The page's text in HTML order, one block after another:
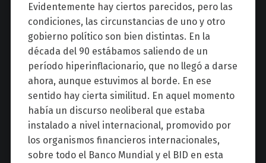
Evidentemente hay ciertos parecidos, pero las
condiciones, las circunstancias de uno y otro
gobierno político son bien distintas. En la
década del 90 estábamos saliendo de un
período hiperinflacionario, que no llegó a darse
ahora, aunque estuvimos al borde. En ese
sentido hay cierta similitud. En aquel momento
había un discurso neoliberal que estaba
instalado a nivel internacional, promovido por
los organismos financieros internacionales,
sobre todo el Banco Mundial y el BID en esta